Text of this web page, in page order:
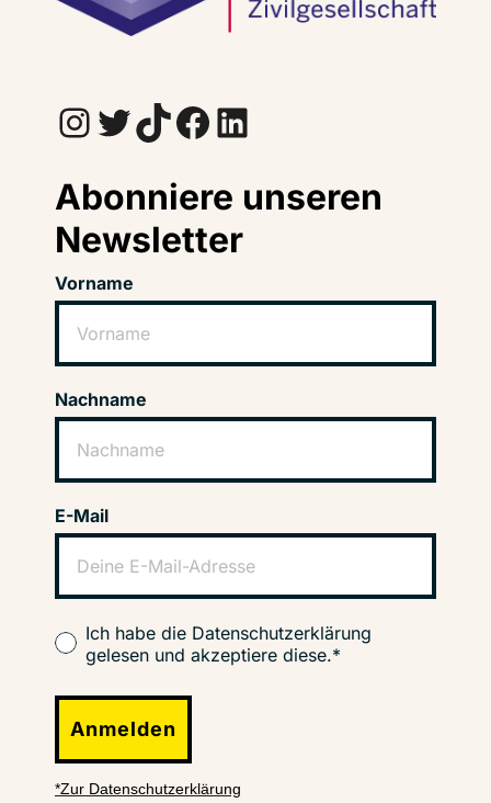
InstagramTwitter TikTok Facebook LinkedIn
Abonniere unseren
Newsletter
Vorname
Nachname
E-Mail
Ich habe die Datenschutzerklärung
gelesen und akzeptiere diese.*
Anmelden
*Zur Datenschutzerklärung